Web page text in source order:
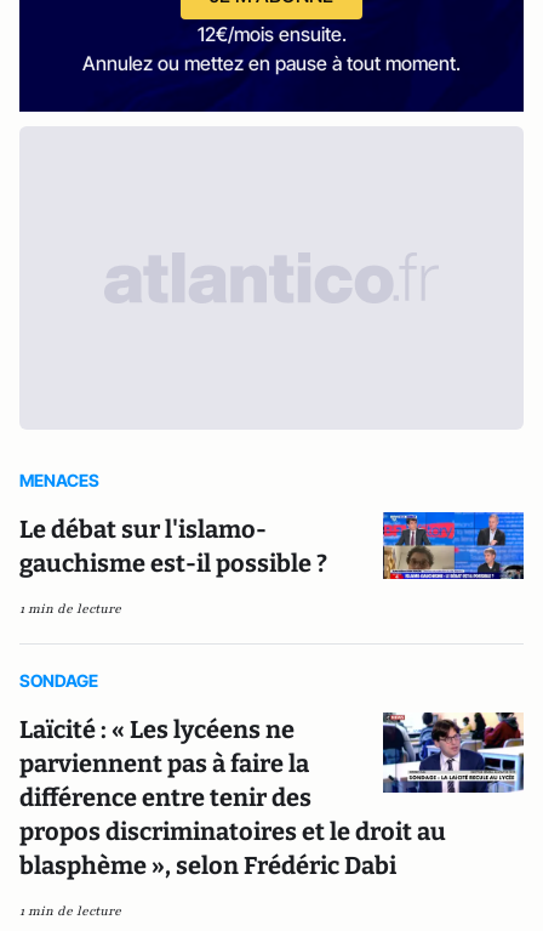
12€/mois ensuite.
Annulez ou mettez en pause à tout moment.
MENACES
Le débat sur l'islamo-
gauchisme est-il possible ?
1 min de lecture
SONDAGE
Laïcité : « Les lycéens ne
parviennent pas à faire la
différence entre tenir des
propos discriminatoires et le droit au
blasphème », selon Frédéric Dabi
1 min de lecture